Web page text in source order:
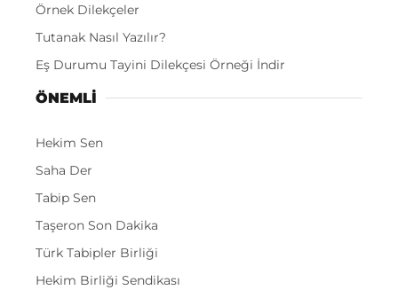
Örnek Dilekçeler
Tutanak Nasıl Yazılır?
Eş Durumu Tayini Dilekçesi Örneği İndir
ÖNEMLI
Hekim Sen
Saha Der
Tabip Sen
Taşeron Son Dakika
Türk Tabipler Birliği
Hekim Birliği Sendikası